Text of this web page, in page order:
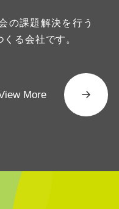
の課題解決を行う
る会社です。
More